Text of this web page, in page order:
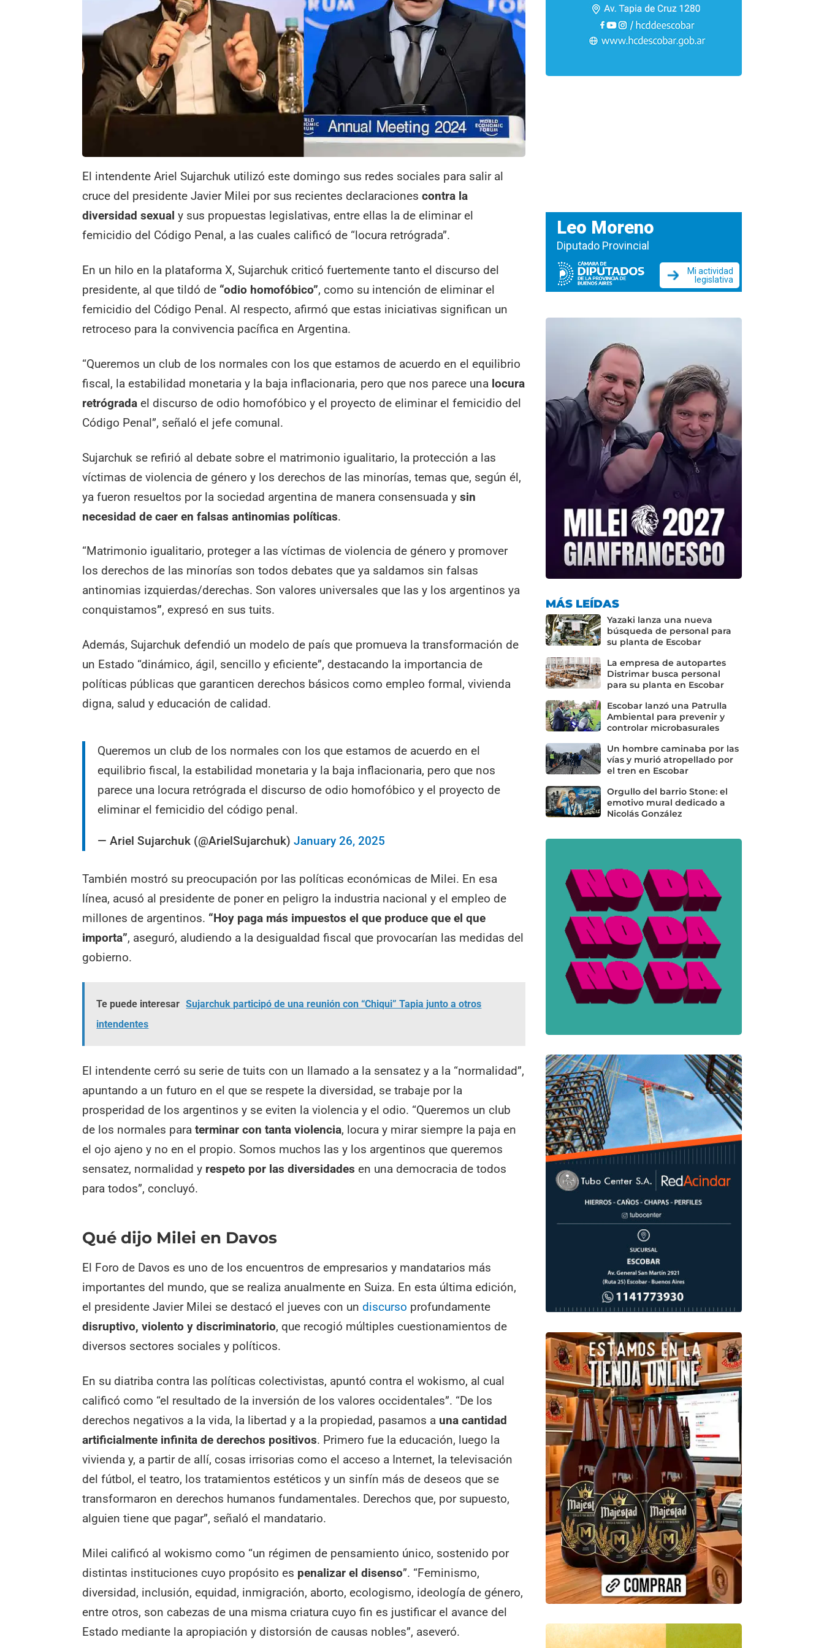
El intendente Ariel Sujarchuk utilizó este domingo sus redes sociales para salir al
cruce del presidente Javier Milei por sus recientes declaraciones contra la
diversidad sexualy sus propuestas legislativas, entre ellas la de eliminar el
femicidio del Código Penal, a las cuales calificó de “locura retrógrada”.
En un hilo en la plataforma X, Sujarchuk criticó fuertemente tanto el discurso del
presidente, al que tildó de “odio homofóbico”, como su intención de eliminar el
femicidio del Código Penal. Al respecto, afirmó que estas iniciativas significan un
retroceso para la convivencia pacífica en Argentina.
“Queremos un club de los normales con los que estamos de acuerdo en el equilibrio
fiscal, la estabilidad monetaria y la baja inflacionaria, pero que nos parece una locura
retrógradael discurso de odio homofóbico y el proyecto de eliminar el femicidio del
Código Penal”, señaló el jefe comunal.
Sujarchuk se refirió al debate sobre el matrimonio igualitario, la protección a las
víctimas de violencia de género y los derechos de las minorías, temas que, según él,
ya fueron resueltos por la sociedad argentina de manera consensuada ysin
necesidad de caer en falsas antinomias políticas.
“Matrimonio igualitario, proteger a las víctimas de violencia de género y promover
los derechos de las minorías son todos debates que ya saldamos sin falsas
antinomias izquierdas/derechas. Son valores universales que las y los argentinos ya
conquistamos”, expresó en sus tuits.
Además, Sujarchuk defendió un modelo de país que promueva la transformación de
un Estado “dinámico, ágil, sencillo y eficiente”, destacando la importancia de
políticas públicas que garanticen derechos básicos como empleo formal, vivienda
digna, salud y educación de calidad.
Queremos un club de los normales con los que estamos de acuerdo en el
equilibrio fiscal, la estabilidad monetaria y la baja inflacionaria, pero que nos
parece una locura retrógrada el discurso de odio homofóbico y el proyecto de
eliminar el femicidio del código penal.
— Ariel Sujarchuk (@ArielSujarchuk)January 26, 2025
También mostró su preocupación por las políticas económicas de Milei. En esa
línea, acusó al presidente de poner en peligro la industria nacional y el empleo de
millones de argentinos. “Hoy paga más impuestos el que produce que el que
importa”, aseguró, aludiendo a la desigualdad fiscal que provocarían las medidas del
gobierno.
Te puede interesar Sujarchuk participó de una reunión con “Chiqui” Tapia junto a otros
intendentes
El intendente cerró su serie de tuits con un llamado a la sensatez y a la “normalidad”,
apuntando a un futuro en el que se respete la diversidad, se trabaje por la
prosperidad de los argentinos y se eviten la violencia y el odio. “Queremos un club
de los normales paraterminar con tanta violencia, locura y mirar siempre la paja en
el ojo ajeno y no en el propio. Somos muchos las y los argentinos que queremos
sensatez, normalidad y respeto por las diversidades en una democracia de todos
para todos”, concluyó.
Qué dijo Milei en Davos
El Foro de Davos es uno de los encuentros de empresarios y mandatarios más
importantes del mundo, que se realiza anualmente en Suiza. En esta última edición,
el presidente Javier Milei se destacó el jueves con undiscurso profundamente
disruptivo, violento y discriminatorio, que recogió múltiples cuestionamientos de
diversos sectores sociales y políticos.
En su diatriba contra las políticas colectivistas, apuntó contra el wokismo, al cual
calificó como “el resultado de la inversión de los valores occidentales”. “De los
derechos negativos a la vida, la libertad y a la propiedad, pasamos a una cantidad
artificialmente infinita de derechos positivos. Primero fue la educación, luego la
vivienda y, a partir de allí, cosas irrisorias como el acceso a Internet, la televisación
del fútbol, el teatro, los tratamientos estéticos y un sinfín más de deseos que se
transformaron en derechos humanos fundamentales. Derechos que, por supuesto,
alguien tiene que pagar”, señaló el mandatario.
Milei calificó al wokismo como “un régimen de pensamiento único, sostenido por
distintas instituciones cuyo propósito es penalizar el disenso”. “Feminismo,
diversidad, inclusión, equidad, inmigración, aborto, ecologismo, ideología de género,
entre otros, son cabezas de una misma criatura cuyo fin es justificar el avance del
Estado mediante la apropiación y distorsión de causas nobles”, aseveró.
MÁS LEÍDAS
Yazaki lanza una nueva
búsqueda de personal para
su planta de Escobar
La empresa de autopartes
Distrimar busca personal
para su planta en Escobar
Escobar lanzó una Patrulla
Ambiental para prevenir y
controlar microbasurales
Un hombre caminaba por las
vías y murió atropellado por
el tren en Escobar
Orgullo del barrio Stone: el
emotivo mural dedicado a
Nicolás González